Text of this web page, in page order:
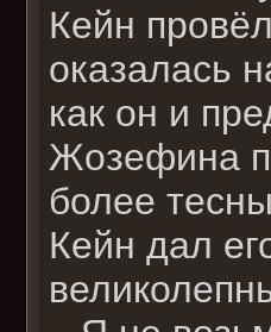
Кейн
оказалась
как он и
Жозефина
более
Кейн дал